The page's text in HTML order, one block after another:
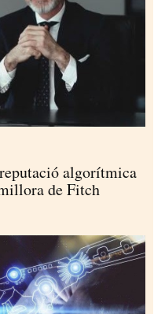
algorítmica
de Fitch